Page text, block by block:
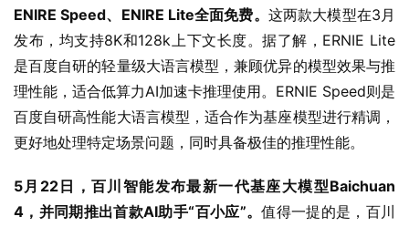
ENIRE Speed、ENIRE Lite全面免费。 这两款大模型在3月
发布，均支持8K和128k上下文长度。据了解，ERNIE Lite
是百度自研的轻量级大语言模型，兼顾优异的模型效果与推
理性能，适合低算力AI加速卡推理使用。ERNIE Speed则是
百度自研高性能大语言模型，适合作为基座模型进行精调，
更好地处理特定场景问题，同时具备极佳的推理性能。
5月22日，百川智能发布最新一代基座大模型Baichuan
4，并同期推出首款AI助手“百小应”。值得一提的是，百川